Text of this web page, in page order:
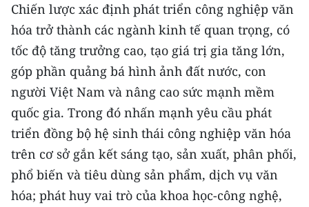
MUA BÁO
ĐỌC BÁO IN
ENGLISH
中文
FRANÇAIS
РУССКИЙ
Chiến lược xác định phát triển công nghiệp văn
hóa trở thành các ngành kinh tế quan trọng, có
tốc độ tăng trưởng cao, tạo giá trị gia tăng lớn,
góp phần quảng bá hình ảnh đất nước, con
người Việt Nam và nâng cao sức mạnh mềm
quốc gia. Trong đó nhấn mạnh yêu cầu phát
triển đồng bộ hệ sinh thái công nghiệp văn hóa
trên cơ sở gắn kết sáng tạo, sản xuất, phân phối,
phổ biến và tiêu dùng sản phẩm, dịch vụ văn
hóa; phát huy vai trò của khoa học-công nghệ,